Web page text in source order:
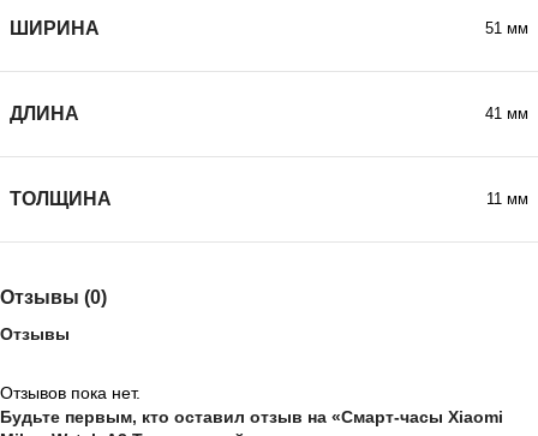
ШИРИНА 51 мм
ДЛИНА 41 мм
ТОЛЩИНА 11 мм
Отзывы (0)
Отзывы
Отзывов пока нет.
Будьте первым, кто оставил отзыв на «Смарт-часы Xiaomi